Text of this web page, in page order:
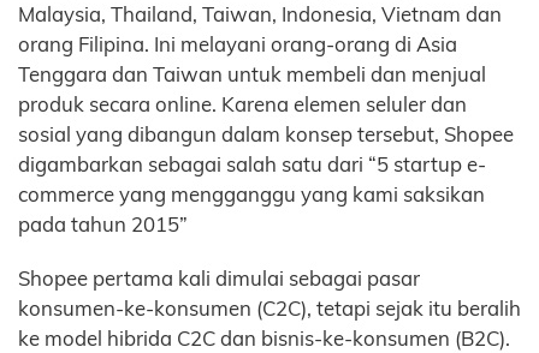
Malaysia, Thailand, Taiwan, Indonesia, Vietnam dan
orang Filipina. Ini melayani orang-orang di Asia
Tenggara dan Taiwan untuk membeli dan menjual
produk secara online. Karena elemen seluler dan
sosial yang dibangun dalam konsep tersebut, Shopee
digambarkan sebagai salah satu dari “5 startup e-
commerce yang mengganggu yang kami saksikan
pada tahun 2015”
Shopee pertama kali dimulai sebagai pasar
konsumen-ke-konsumen (C2C), tetapi sejak itu beralih
ke model hibrida C2C dan bisnis-ke-konsumen (B2C).